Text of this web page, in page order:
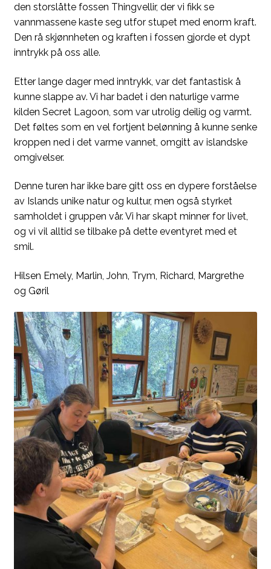
den storslåtte fossen Thingvellir, der vi fikk se
vannmassene kaste seg utfor stupet med enorm kraft.
Den rå skjønnheten og kraften i fossen gjorde et dypt
inntrykk på oss alle.
Etter lange dager med inntrykk, var det fantastisk å
kunne slappe av. Vi har badet i den naturlige varme
kilden Secret Lagoon, som var utrolig deilig og varmt.
Det føltes som en vel fortjent belønning å kunne senke
kroppen ned i det varme vannet, omgitt av islandske
omgivelser.
Denne turen har ikke bare gitt oss en dypere forståelse
av Islands unike natur og kultur, men også styrket
samholdet i gruppen vår. Vi har skapt minner for livet,
og vi vil alltid se tilbake på dette eventyret med et
smil.
Hilsen Emely, Marlin, John, Trym, Richard, Margrethe
og Gøril